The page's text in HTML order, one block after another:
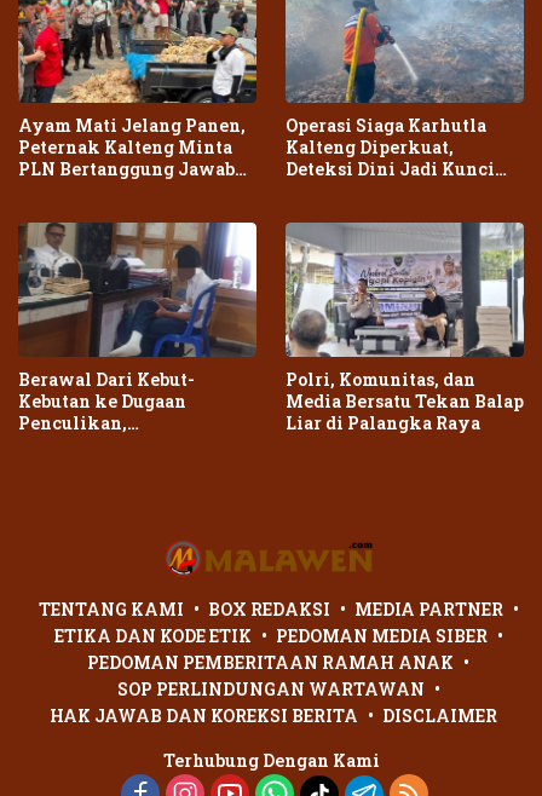
Ayam Mati Jelang Panen,
Peternak Kalteng Minta
PLN Bertanggung Jawab
Operasi Siaga Karhutla
Kalteng Diperkuat,
Deteksi Dini Jadi Kunci
Berawal Dari Kebut-
Kebutan ke Dugaan
Penculikan,
Polri, Komunitas, dan
Media Bersatu Tekan Balap
Liar di Palangka Raya
TENTANG KAMI BOX REDAKSI
MEDIA PARTNER
ETIKA DAN KODE ETIK
PEDOMAN MEDIA SIBER
PEDOMAN PEMBERITAAN RAMAH ANAK
SOP PERLINDUNGAN WARTAWAN
HAK JAWAB DAN KOREKSI BERITA
DISCLAIMER
Terhubung Dengan Kami